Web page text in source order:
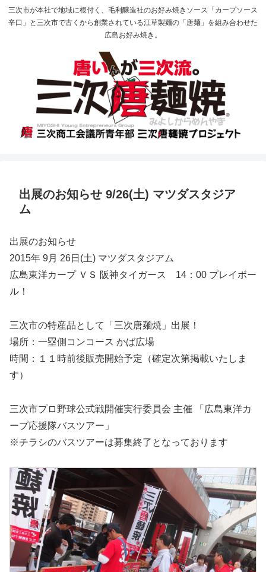
三次市が本社で地域に根付く、毛利醸造社のお好み焼きソース「カープソース
辛口」と三次市で古くから創業されている江草製麺の「唐麺」を組み合わせた
広島お好み焼き。
出展のお知らせ 9/26(土) マツダスタジア
ム
出展のお知らせ
2015年 9月 26日(土) マツダスタジアム
広島東洋カープ ＶＳ 阪神タイガース 14：00 プレイボー
ル！
三次市の特産品として「三次唐麺焼」出展！
場所：一塁側コンコース かば広場
時間：１１時前後販売開始予定（確定次第掲載いたしま
す）
三次市プロ野球公式戦開催実行委員会 主催 「広島東洋カ
ープ応援隊バスツアー」
※チラシのバスツアーは募集終了となっております